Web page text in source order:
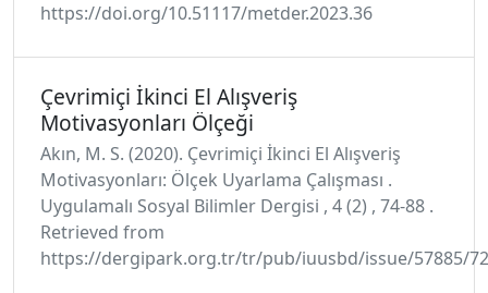
https://doi.org/10.51117/metder.2023.36
Çevrimiçi İkinci El Alışveriş
Motivasyonları Ölçeği
Akın, M. S. (2020). Çevrimiçi İkinci El Alışveriş
Motivasyonları: Ölçek Uyarlama Çalışması .
Uygulamalı Sosyal Bilimler Dergisi , 4 (2) , 74-88 .
Retrieved from
https://dergipark.org.tr/tr/pub/iuusbd/issue/57885/